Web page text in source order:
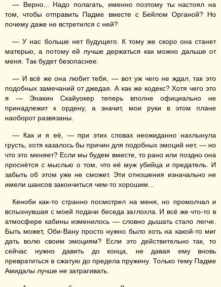
— Верно... Надо полагать, именно поэтому ты настоял на
том, чтобы отправить Падме вместе с Бейлом Органой? Но
почему даже не встретился с ней?
— У нас больше нет будущего. К тому же скоро она станет
матерью, а потому ей лучше держаться как можно дальше от
меня. Так будет безопаснее.
— И всё же она любит тебя, — вот уж чего не ждал, так это
подобных замечаний от джедая. А как же кодекс? Хотя чего это
я — Энакин Скайуокер теперь вполне официально не
принадлежит к ордену, а значит, мои руки в этом плане
наоборот развязаны.
— Как и я её, — при этих словах неожиданно нахлынула
грусть, хотя казалось бы причин для подобных эмоций нет, — но
что это меняет? Если мы будем вместе, то рано или поздно она
проснётся с мыслью о том, что её муж убийца и предатель. И
забыть об этом уже не сможет. Эти отношения изначально не
имели шансов закончиться чем-то хорошим...
Кеноби как-то странно посмотрел на меня, но промолчал и
вспыхнувшая с моей подачи беседа заглохла. И всё же что-то в
атмосфере кабины изменилось — словно дышать стало легче.
Быть может, Оби-Вану просто нужно было хоть на какой-то миг
дать волю своим эмоциям? Если это действительно так, то
сейчас нужно давить до конца, не давая ему вновь
превратиться в сжатую до предела пружину. Только тему Падме
Амидалы лучше не затрагивать.